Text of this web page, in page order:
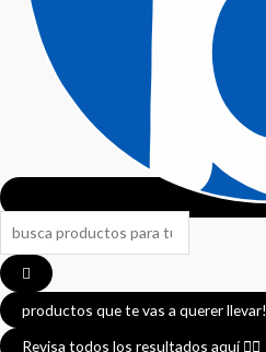
Search
...
productos que te vas a querer llevar!
Revisa todos los resultados aquí 👈🏼